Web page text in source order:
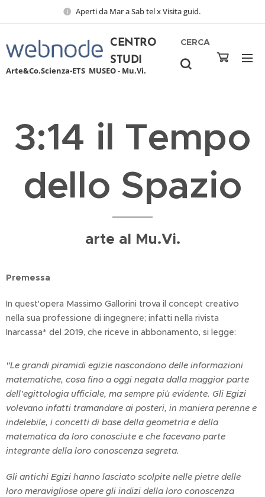
Aperti da Mar a Sab tel x Visita guid.
CENTRO
STUDI
Arte&Co.Scienza-ETS MUSEO- Mu.Vi.
CERCA
3:14 il Tempo
dello Spazio
arte al Mu.Vi.
Premessa
In quest'opera Massimo Gallorini trova il concept creativo
nella sua professione di ingegnere; infatti nella rivista
Inarcassa* del 2019, che riceve in abbonamento, si legge:
"Le grandi piramidi egizie nascondono delle informazioni
matematiche, cosa fino a oggi negata dalla maggior parte
dell'egittologia ufficiale, ma sempre più evidente. Gli Egizi
volevano infatti tramandare ai posteri, in maniera perenne e
indelebile, i concetti di base della geometria e della
matematica da loro conosciute e che facevano parte
integrante della loro conoscenza segreta.
Gli antichi Egizi hanno lasciato scolpite nelle pietre delle
loro meravigliose opere gli indizi della loro conoscenza